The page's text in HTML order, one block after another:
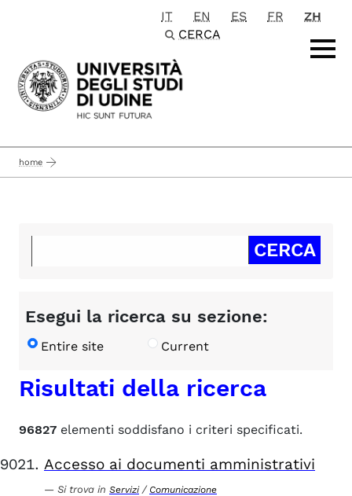
Passa al contenuto principale
IT EN ES FR
ZH
CERCA
home
Esegui la ricerca su sezione:
Entire site Current
Risultati della ricerca
96827 elementi soddisfano i criteri specificati.
Accesso ai documenti amministrativi
Si trova in Servizi / Comunicazione